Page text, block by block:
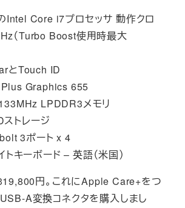
Intel Core i7プ‍ロ‍セッサ 動作クロ
（Turbo Boost使用時最大
とTouch ID
Graphics 655
LPDDR3メモリ
トレージ
3ポート x 4
トキーボード – 英語（米国）
円。これにApple Care+をつ
A変換コネクタを購入しまし